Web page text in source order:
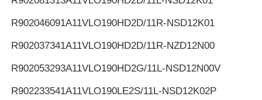
R902046091A11VLO190HD2D/11R-NSD12K01
R902037341A11VLO190HD2D/11R-NZD12N00
R902053293A11VLO190HD2G/11L-NSD12N00V
R902233541A11VLO190LE2S/11L-NSD12K02P